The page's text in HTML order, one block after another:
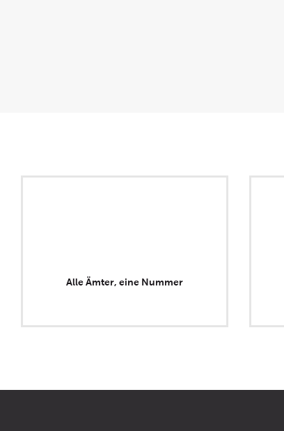
Alle Ämter, eine Nummer